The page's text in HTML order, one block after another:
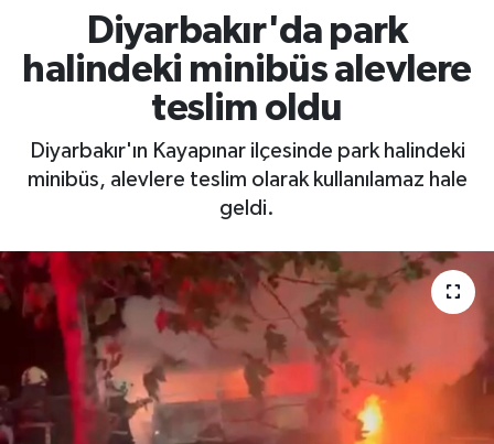
Diyarbakır'da park
halindeki minibüs alevlere
teslim oldu
Diyarbakır'ın Kayapınar ilçesinde park halindeki
minibüs, alevlere teslim olarak kullanılamaz hale
geldi.